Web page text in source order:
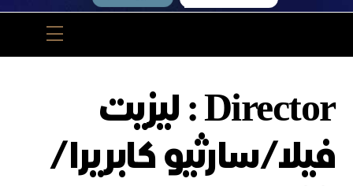
Menu
Director :
ليزيت
فيلا/سارثيو كابريرا/